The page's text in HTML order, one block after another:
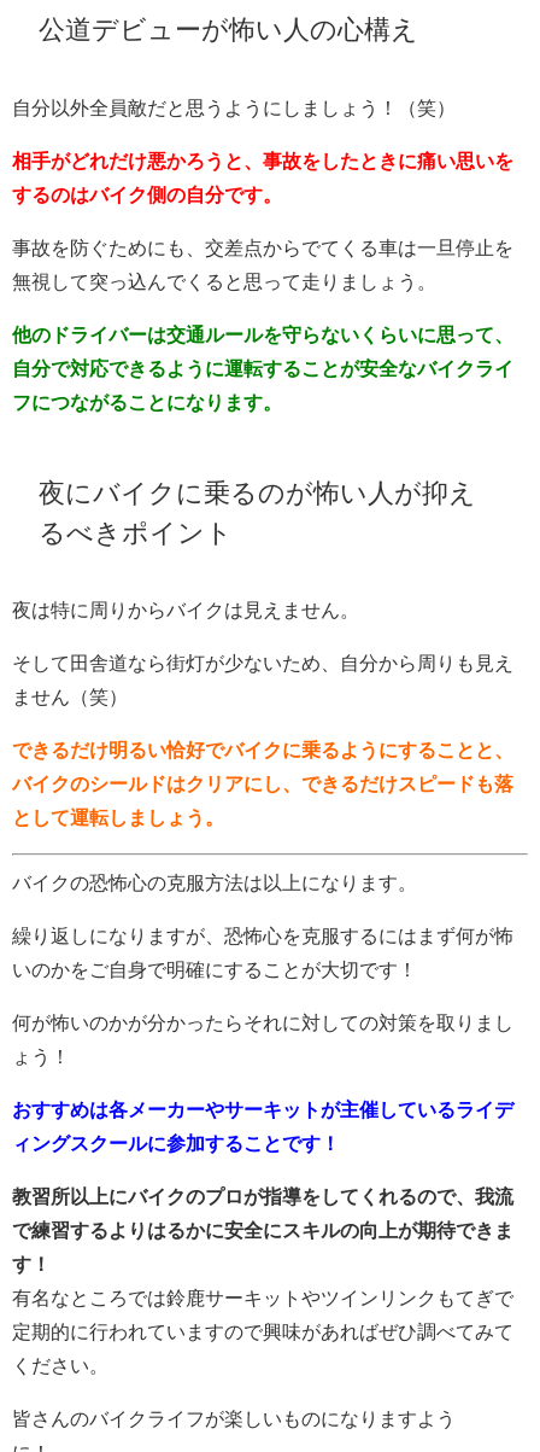
公道デビューが怖い人の心構え
自分以外全員敵だと思うようにしましょう！（笑）
相手がどれだけ悪かろうと、事故をしたときに痛い思いを
するのはバイク側の自分です。
事故を防ぐためにも、交差点からでてくる車は一旦停止を
無視して突っ込んでくると思って走りましょう。
他のドライバーは交通ルールを守らないくらいに思って、
自分で対応できるように運転することが安全なバイクライ
フにつながることになります。
夜にバイクに乗るのが怖い人が抑え
るべきポイント
夜は特に周りからバイクは見えません。
そして田舎道なら街灯が少ないため、自分から周りも見え
ません（笑）
できるだけ明るい恰好でバイクに乗るようにすることと、
バイクのシールドはクリアにし、できるだけスピードも落
として運転しましょう。
バイクの恐怖心の克服方法は以上になります。
繰り返しになりますが、恐怖心を克服するにはまず何が怖
いのかをご自身で明確にすることが大切です！
何が怖いのかが分かったらそれに対しての対策を取りまし
ょう！
おすすめは各メーカーやサーキットが主催しているライデ
ィングスクールに参加することです！
教習所以上にバイクのプロが指導をしてくれるので、我流
で練習するよりはるかに安全にスキルの向上が期待できま
す！
有名なところでは鈴鹿サーキットやツインリンクもてぎで
定期的に行われていますので興味があればぜひ調べてみて
ください。
皆さんのバイクライフが楽しいものになりますよう